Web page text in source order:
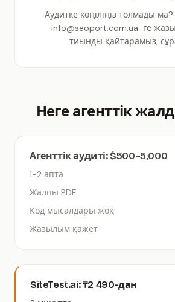
Аудитке көңіліңіз толмады
info@seoport.com.ua-ге
тиынды қайтарамыз,
Неге агенттік
Агенттік аудиті: $500–5,000
1-2 апта
Жалпы PDF
Код мысалдары жоқ
Жазылым қажет
SiteTest.ai: ₸2 490-дан